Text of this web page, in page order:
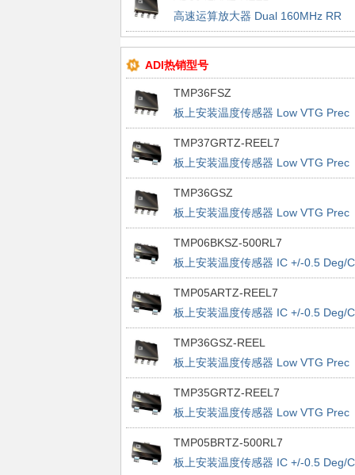
高速运算放大器 Dual 160MHz RR
ADI热销型号
TMP36FSZ
板上安装温度传感器 Low VTG Prec
Vout 2.7-5.5V
TMP37GRTZ-REEL7
板上安装温度传感器 Low VTG Prec
Vout 2.7-5.5V
TMP36GSZ
板上安装温度传感器 Low VTG Prec
Vout 2.7-5.5V
TMP06BKSZ-500RL7
板上安装温度传感器 IC +/-0.5 Deg/C
Accurate PWM
TMP05ARTZ-REEL7
板上安装温度传感器 IC +/-0.5 Deg/C
Accurate PWM
TMP36GSZ-REEL
板上安装温度传感器 Low VTG Prec
Vout 2.7-5.5V
TMP35GRTZ-REEL7
板上安装温度传感器 Low VTG Prec
Vout 2.7-5.5V
TMP05BRTZ-500RL7
板上安装温度传感器 IC +/-0.5 Deg/C